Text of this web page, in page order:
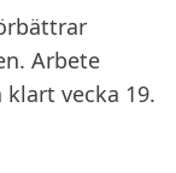
Arbete
klart vecka 19.